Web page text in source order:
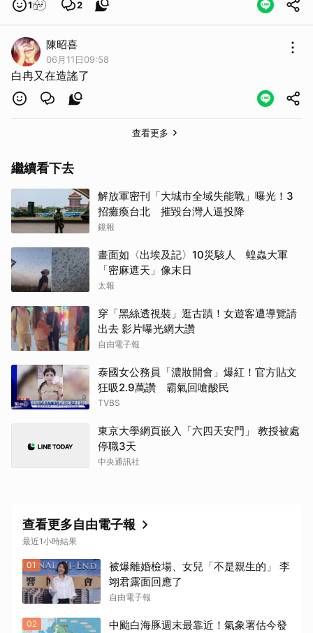
和平統一，復興中華，重返榮耀，才是王道。大陸本來就是
我中華民國的領土，大陸同胞也本來也都是我們的國民，中
共也本是我國境內的政黨，既然如此，兩岸當然可以和平統
一，何必敵對？這才是愛國，優先考量國家利益與人民利
益，不是民進黨的政黨利益。
1 2
陳昭喜
06月11日09:58
白冉又在造謠了
查看更多
繼續看下去
解放軍密刊「大城市全域失能戰」曝光！3
招癱瘓台北 摧毀台灣人逼投降
鏡報
畫面如〈出埃及記〉10災駭人 蝗蟲大軍
「密麻遮天」像末日
太報
穿「黑絲透視裝」逛古蹟！女遊客遭導覽請
出去 影片曝光網大讚
自由電子報
泰國女公務員「濃妝開會」爆紅！官方貼文
狂吸2.9萬讚 霸氣回嗆酸民
TVBS
東京大學網頁嵌入「六四天安門」 教授被處
停職3天
中央通訊社
查看更多自由電子報
最近1小時結果
01
被爆離婚檢場、女兒「不是親生的」 李
翊君露面回應了
自由電子報
02
中颱白海豚週末最靠近！氣象署估今發